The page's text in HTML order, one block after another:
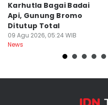
Karhutla Bagai Badai
Api, Gunung Bromo
Ditutup Total
09 Agu 2026, 05:24 WIB
News